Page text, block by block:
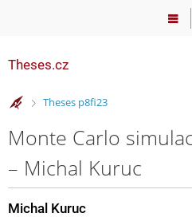
Theses.cz
>
Theses p8fi23
Monte Carlo
– Michal Kuruc
Michal Kuruc